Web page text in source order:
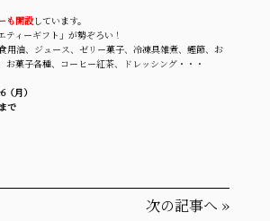
も開設しています。
ティーギフト」が勢ぞろい！
用油、ジュース、ゼリー菓子、冷凍具雑煮、鰹節、お
お菓子各種、コーヒー紅茶、ドレッシング・・・
月）
で
次の記事へ »